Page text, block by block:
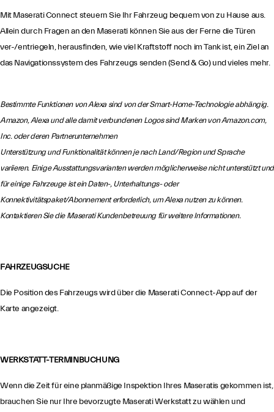
Mit Maserati Connect steuern Sie Ihr Fahrzeug bequem von zu Hause aus.
Allein durch Fragen an den Maserati können Sie aus der Ferne die Türen
ver-/entriegeln, herausfinden, wie viel Kraftstoff noch im Tank ist, ein Ziel an
das Navigationssystem des Fahrzeugs senden (Send & Go) und vieles mehr.
Bestimmte Funktionen von Alexa sind von der Smart-Home-Technologie abhängig.
Amazon, Alexa und alle damit verbundenen Logos sind Marken von Amazon.com,
Inc. oder deren Partnerunternehmen
Unterstützung und Funktionalität können je nach Land/Region und Sprache
variieren. Einige Ausstattungsvarianten werden möglicherweise nicht unterstützt und
für einige Fahrzeuge ist ein Daten-, Unterhaltungs- oder
Konnektivitätspaket/Abonnement erforderlich, um Alexa nutzen zu können.
Kontaktieren Sie die Maserati Kundenbetreuung für weitere Informationen.
FAHRZEUGSUCHE
Die Position des Fahrzeugs wird über die Maserati Connect-App auf der
Karte angezeigt.
WERKSTATT-TERMINBUCHUNG
Wenn die Zeit für eine planmäßige Inspektion Ihres Maseratis gekommen ist,
brauchen Sie nur Ihre bevorzugte Maserati Werkstatt zu wählen und